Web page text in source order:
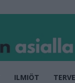
ILMIÖT